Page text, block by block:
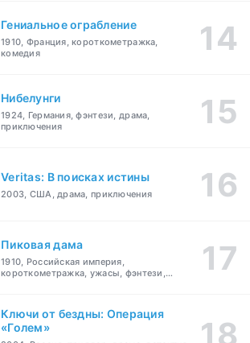
Гениальное ограбление
1910, Франция, короткометражка,
комедия
Нибелунги
1924, Германия, фэнтези, драма,
приключения
Veritas: В поисках истины
2003, США, драма, приключения
Пиковая дама
1910, Российская империя,
короткометражка, ужасы, фэнтези,
Ключи от бездны: Операция
«Голем»